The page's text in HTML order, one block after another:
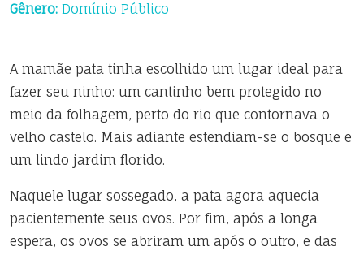
Gênero: Domínio Público
A mamãe pata tinha escolhido um lugar ideal para
fazer seu ninho: um cantinho bem protegido no
meio da folhagem, perto do rio que contornava o
velho castelo. Mais adiante estendiam-se o bosque e
um lindo jardim florido.
Naquele lugar sossegado, a pata agora aquecia
pacientemente seus ovos. Por fim, após a longa
espera, os ovos se abriram um após o outro, e das